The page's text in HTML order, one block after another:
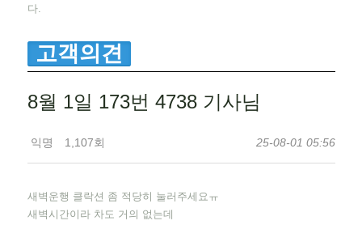
다.
고객의견
8월 1일 173번 4738 기사님
익명 1,107회 25-08-01 05:56
새벽운행 클락션 좀 적당히 눌러주세요ㅠ
새벽시간이라 차도 거의 없는데